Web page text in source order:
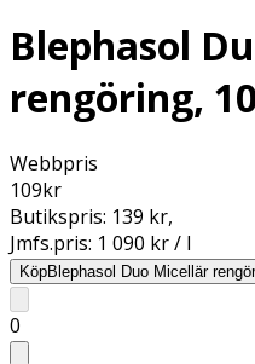
Blephasol
rengöring,
Webbpris
109kr
Butikspris: 139 kr,
Jmfs.pris: 1 090 kr / l
KöpBlephasol Duo Micellär
0